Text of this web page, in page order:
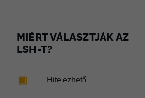
MIÉRT VÁLASZTJÁK AZ
LSH-T?
▣ Hitelezhető